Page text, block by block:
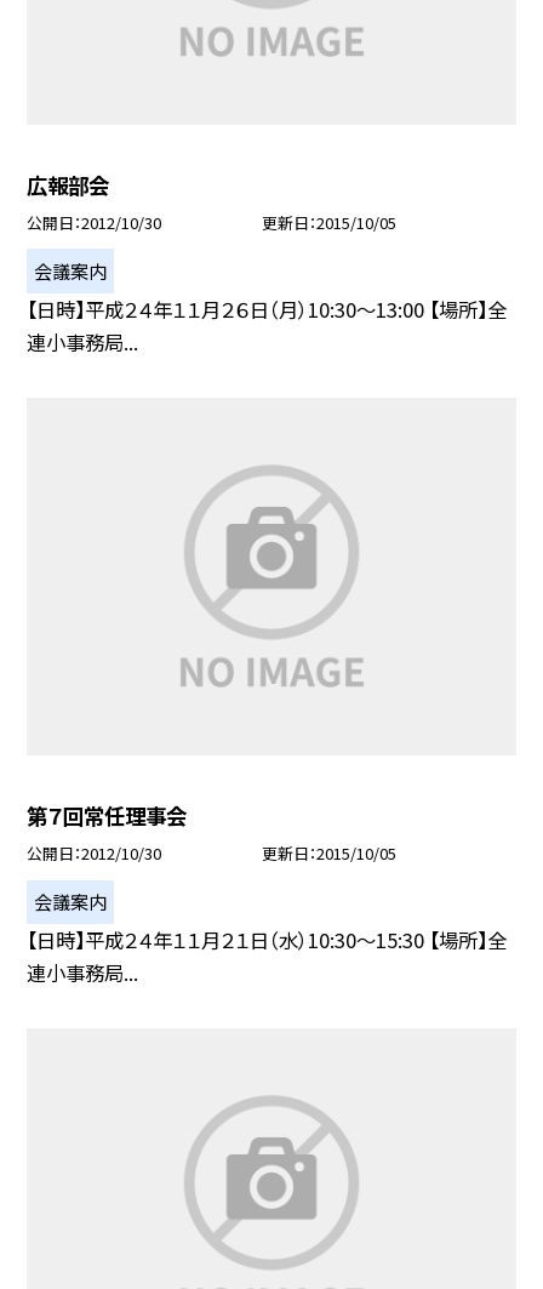
広報部会
公開日 2012/10/30 更新日 2015/10/05
会議案内
【日時】平成２４年１１月２６日（月）10:30〜13:00 【場所】全
連小事務局...
第７回常任理事会
公開日 2012/10/30 更新日 2015/10/05
会議案内
【日時】平成２４年１１月２１日（水）10:30〜15:30 【場所】全
連小事務局...